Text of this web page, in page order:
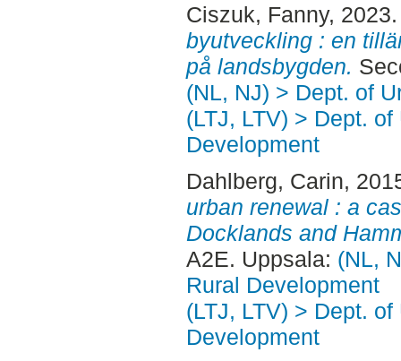
Ciszuk, Fanny,
byutveckling : en
på landsbygden.
(NL, NJ) > Dept. of
(LTJ, LTV) > Dept.
Development
Dahlberg, Carin,
urban renewal : a
Docklands and
A2E. Uppsala: (NL,
Rural Development
(LTJ, LTV) > Dept.
Development